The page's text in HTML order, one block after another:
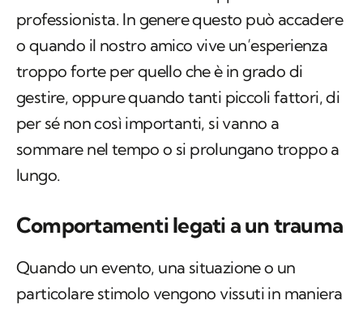
professionista. In genere questo può accadere
o quando il nostro amico vive un’esperienza
troppo forte per quello che è in grado di
gestire, oppure quando tanti piccoli fattori, di
per sé non così importanti, si vanno a
sommare nel tempo o si prolungano troppo a
lungo.
Comportamenti legati a un trauma
Quando un evento, una situazione o un
particolare stimolo vengono vissuti in maniera